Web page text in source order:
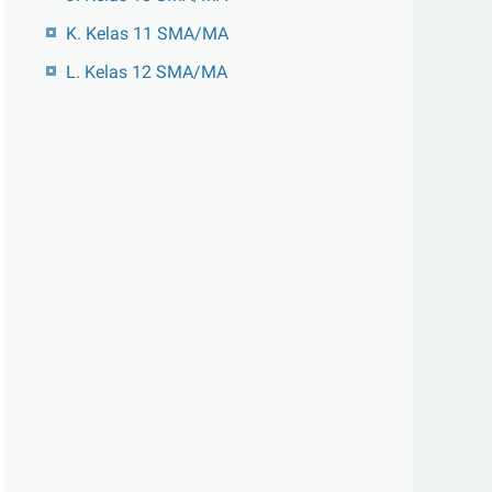
K. Kelas 11 SMA/MA
L. Kelas 12 SMA/MA